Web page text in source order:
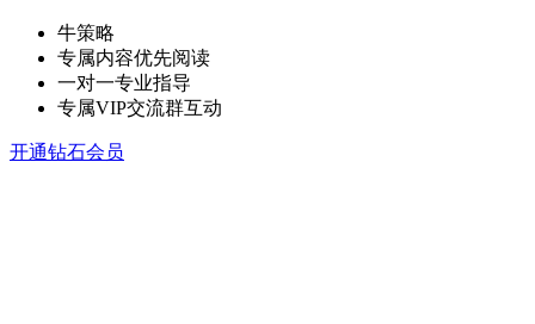
牛策略
专属内容优先阅读
一对一专业指导
专属VIP交流群互动
开通钻石会员